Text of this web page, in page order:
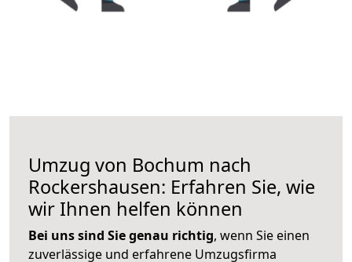
Umzug von Bochum nach
Rockershausen: Erfahren Sie, wie
wir Ihnen helfen können
Bei uns sind Sie genau richtig, wenn Sie einen
zuverlässige und erfahrene Umzugsfirma